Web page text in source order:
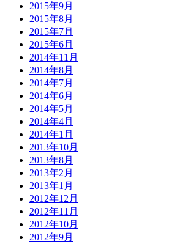
2015年9月
2015年8月
2015年7月
2015年6月
2014年11月
2014年8月
2014年7月
2014年6月
2014年5月
2014年4月
2014年1月
2013年10月
2013年8月
2013年2月
2013年1月
2012年12月
2012年11月
2012年10月
2012年9月